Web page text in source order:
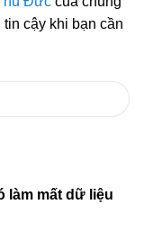
cậy khi bạn cần
làm mất dữ liệu